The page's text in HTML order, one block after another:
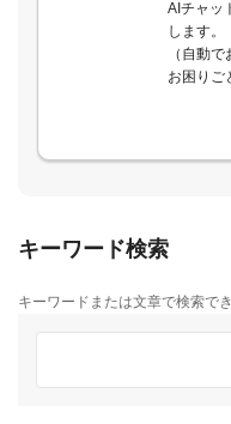
AIチャッ
します。
（自動
お困りご
キーワード検索
キーワードまたは文章で検索で